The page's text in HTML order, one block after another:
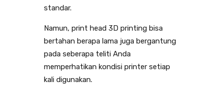
standar.
Namun, print head 3D printing bisa
bertahan berapa lama juga bergantung
pada seberapa teliti Anda
memperhatikan kondisi printer setiap
kali digunakan.